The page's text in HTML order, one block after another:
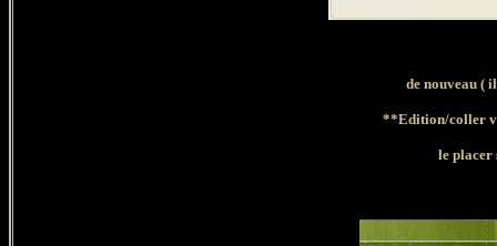
de nouveau (
**Edition/coller
le placer